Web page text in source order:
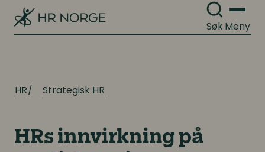
SøkMeny
HR Strategisk HR
HRs innvirkning på